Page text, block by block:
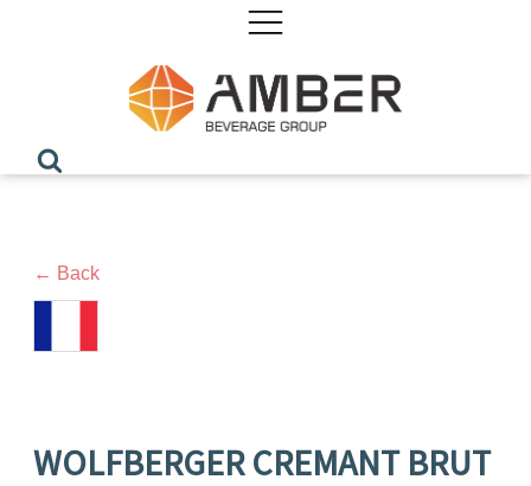
← Back
WOLFBERGER CREMANT BRUT